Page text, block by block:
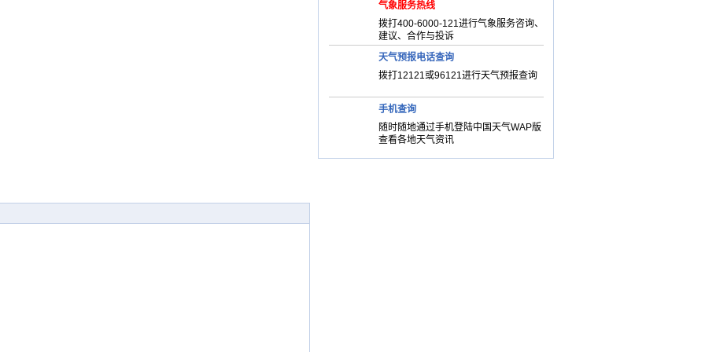
气象服务热线
拨打400-6000-121进行气象服务咨询、
建议、合作与投诉
天气预报电话查询
拨打12121或96121进行天气预报查询
手机查询
随时随地通过手机登陆中国天气WAP版
查看各地天气资讯